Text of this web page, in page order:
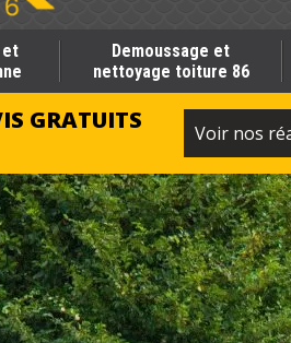
et
Demoussage et
nettoyage toiture 86
GRATUITS
Voir nos